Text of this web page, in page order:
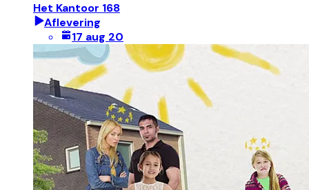
Het Kantoor 168
Aflevering
17 aug 20